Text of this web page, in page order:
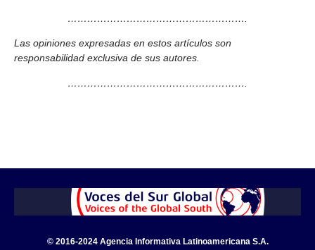
……………………………………………….
Las opiniones expresadas en estos artículos son
responsabilidad exclusiva de sus autores.
……………………………………………….
© 2016-2024 Agencia Informativa Latinoamericana S.A.